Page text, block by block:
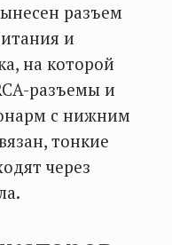
разъем
и
на которой
разъемы и
с нижним
тонкие
через